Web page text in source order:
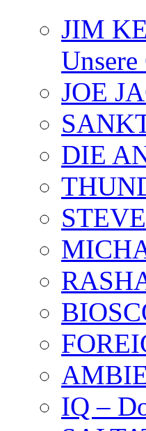
JIM
Unsere
JOE
DIE
IQ –